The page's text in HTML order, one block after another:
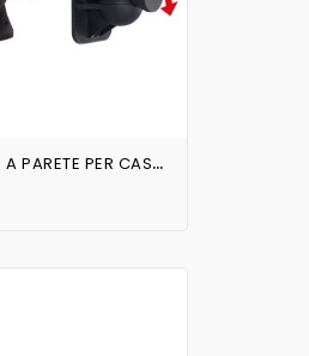
S
UPPORTO A PARETE PER CASSE DYNAVOX (coppia)